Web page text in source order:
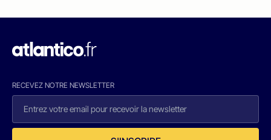
RECEVEZ NOTRE NEWSLETTER